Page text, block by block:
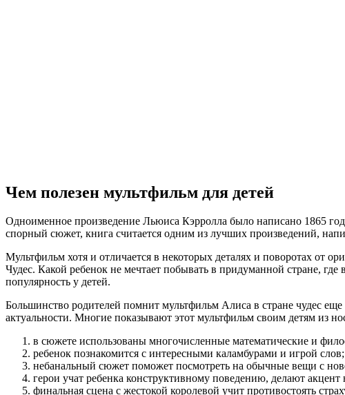
Чем полезен мультфильм для детей
Одноименное произведение Льюиса Кэрролла было написано 1865
спорный сюжет, книга считается одним из лучших произведений,
Мультфильм хотя и отличается в некоторых деталях и поворотах от
Чудес. Какой ребенок не мечтает побывать в придуманной стране,
популярность у детей.
Большинство родителей помнит мультфильм Алиса в стране чудес
актуальности. Многие показывают этот мультфильм своим детям из
в сюжете использованы многочисленные математические и
ребенок познакомится с интересными каламбурами и игрой слов;
небанальный сюжет поможет посмотреть на обычные вещи с
герои учат ребенка конструктивному поведению, делают акцент
финальная сцена с жестокой королевой учит противостоять